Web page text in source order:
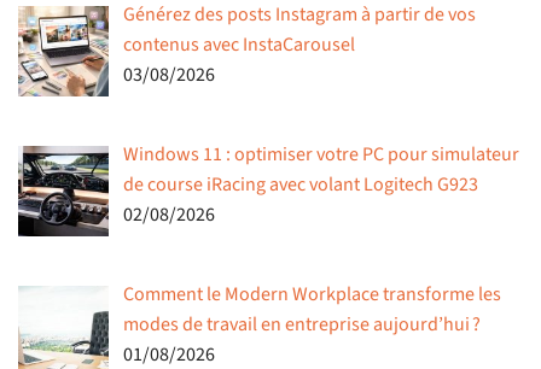
Générez des posts Instagram à partir de vos
contenus avec InstaCarousel
03/08/2026
Windows 11 : optimiser votre PC pour simulateur
de course iRacing avec volant Logitech G923
02/08/2026
Comment le Modern Workplace transforme les
modes de travail en entreprise aujourd’hui ?
01/08/2026